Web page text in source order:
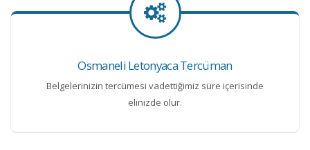
Osmaneli Letonyaca Tercüman
Belgelerinizin tercümesi vadettiğimiz süre içerisinde
elinizde olur.